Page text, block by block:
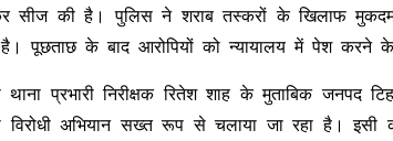
सीज की है। पुलिस ने शराब तस्करों के खिलाफ
पूछताछ के बाद आरोपियों को न्यायालय में पेश करने के
थाना प्रभारी निरीक्षक रितेश शाह के मुताबिक जनपद
विरोधी अभियान सख्त रूप से चलाया जा रहा है।